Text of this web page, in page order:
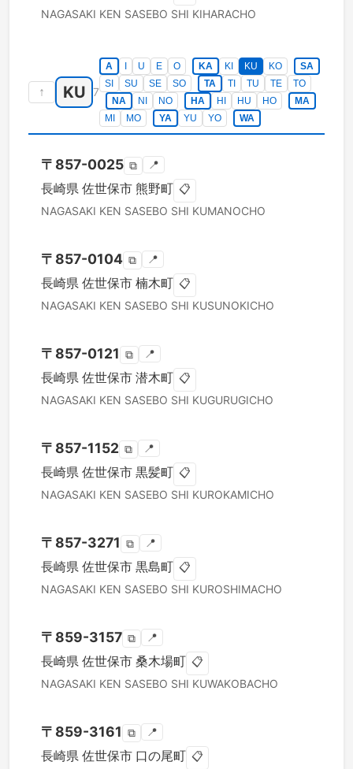
NAGASAKI KEN SASEBO SHI KIHARACHO
↑ KU 7
A U E O KA KI KU KO
SA
SI
SU SE SO TA TI TU TE
TO
NA
NI NO HA HI HU HO
MA
MI
MO YA YU YO WA
〒 857-0025 ⧉ 📍
長崎県 佐世保市 熊野町 📋
NAGASAKI KEN SASEBO SHI KUMANOCHO
〒 857-0104 ⧉ 📍
長崎県 佐世保市 楠木町 📋
NAGASAKI KEN SASEBO SHI KUSUNOKICHO
〒 857-0121 ⧉ 📍
長崎県 佐世保市 潜木町 📋
NAGASAKI KEN SASEBO SHI KUGURUGICHO
〒 857-1152 ⧉ 📍
長崎県 佐世保市 黒髪町 📋
NAGASAKI KEN SASEBO SHI KUROKAMICHO
〒 857-3271 ⧉ 📍
長崎県 佐世保市 黒島町 📋
NAGASAKI KEN SASEBO SHI KUROSHIMACHO
〒 859-3157 ⧉ 📍
長崎県 佐世保市 桑木場町 📋
NAGASAKI KEN SASEBO SHI KUWAKOBACHO
〒 859-3161 ⧉ 📍
長崎県 佐世保市 口の尾町 📋